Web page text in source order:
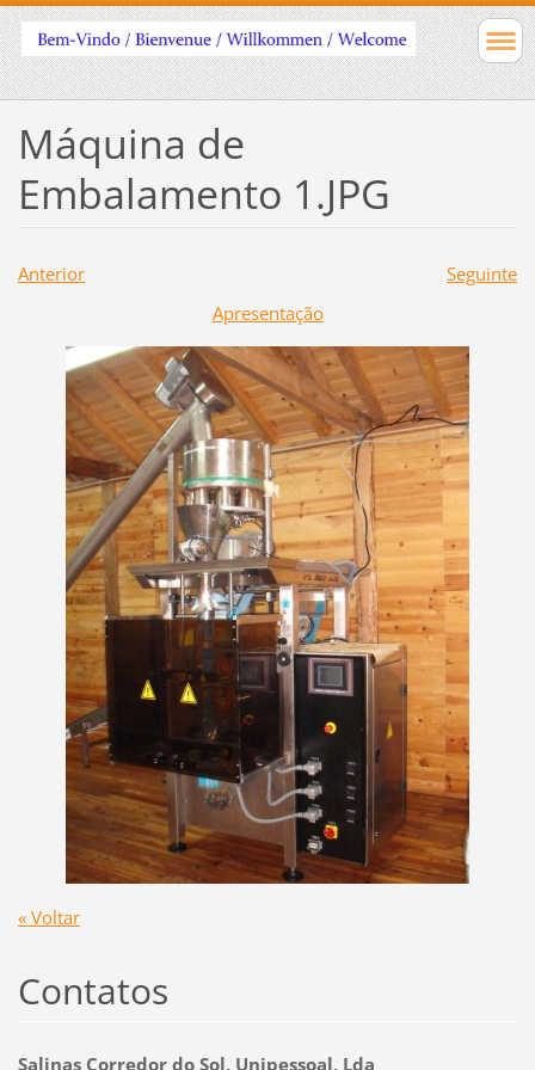
Máquina de
Embalamento 1.JPG
Anterior
Seguinte
Apresentação
« Voltar
Contatos
Salinas Corredor do Sol, Unipessoal, Lda